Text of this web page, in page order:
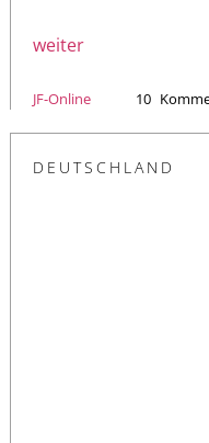
weiter
JF-Online 10
DEUTSCHLAND